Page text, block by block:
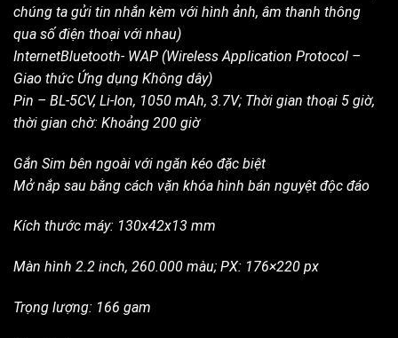
chúng ta gửi tin nhắn kèm với hình ảnh, âm thanh thông
qua số điện thoại với nhau)
InternetBluetooth- WAP (Wireless Application Protocol –
Giao thức Ứng dụng Không dây)
Pin – BL-5CV, Li-Ion, 1050 mAh, 3.7V; Thời gian thoại 5 giờ,
thời gian chờ: Khoảng 200 giờ
Gắn Sim bên ngoài với ngăn kéo đặc biệt
Mở nắp sau bằng cách vặn khóa hình bán nguyệt độc đáo
Kích thước máy: 130x42x13 mm
Màn hình 2.2 inch, 260.000 màu; PX: 176×220 px
Trọng lượng: 166 gam